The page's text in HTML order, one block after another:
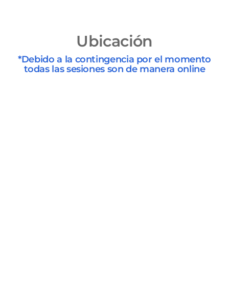
Ubicación
*Debido a la contingencia por el momento
todas las sesiones son de manera online